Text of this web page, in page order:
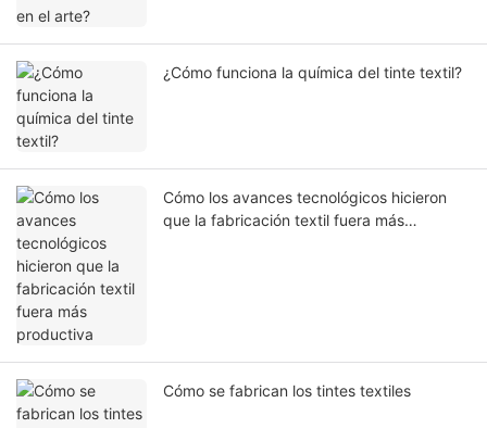
¿Cómo funciona la química del tinte textil?
Cómo los avances tecnológicos hicieron
que la fabricación textil fuera más
Cómo se fabrican los tintes textiles